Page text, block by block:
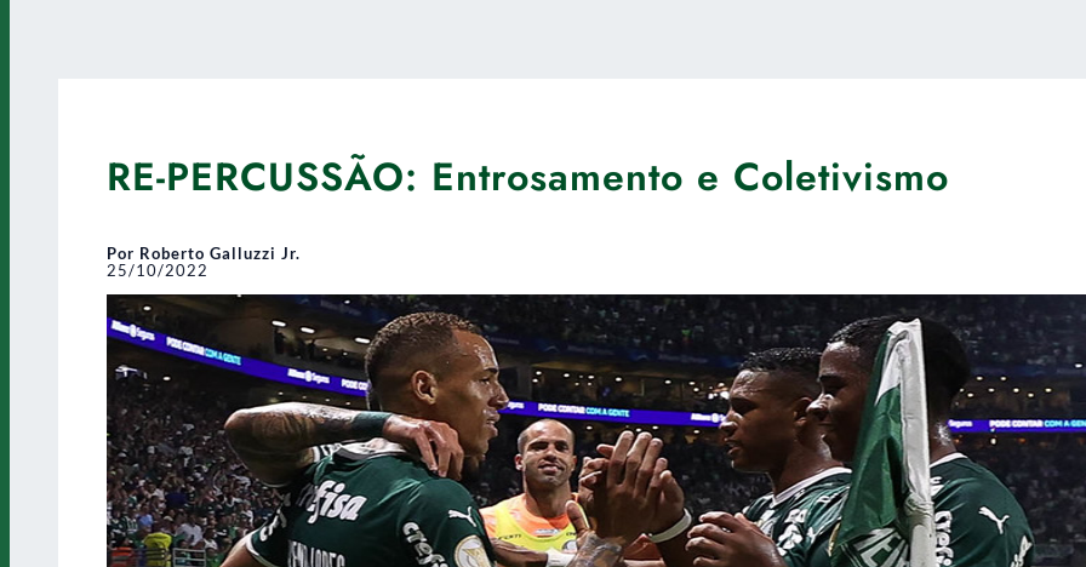
RE-PERCUSSÃO: Entrosamento e Coletivismo
Por Roberto Galluzzi Jr.
25/10/2022